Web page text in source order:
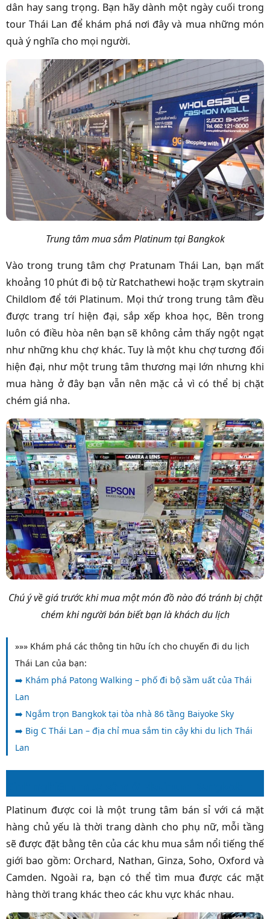
dân hay sang trọng. Bạn hãy dành một ngày cuối trong
tour Thái Lan để khám phá nơi đây và mua những món
quà ý nghĩa cho mọi người.
Trung tâm mua sắm Platinum tại Bangkok
Vào trong trung tâm chợ Pratunam Thái Lan, bạn mất
khoảng 10 phút đi bộ từ Ratchathewi hoặc trạm skytrain
Childlom để tới Platinum. Mọi thứ trong trung tâm đều
được trang trí hiện đại, sắp xếp khoa học, Bên trong
luôn có điều hòa nên bạn sẽ không cảm thấy ngột ngạt
như những khu chợ khác. Tuy là một khu chợ tương đối
hiện đại, như một trung tâm thương mại lớn nhưng khi
mua hàng ở đây bạn vẫn nên mặc cả vì có thể bị chặt
chém giá nha.
Chú ý về giá trước khi mua một món đồ nào đó tránh bị chặt
chém khi người bán biết bạn là khách du lịch
»»» Khám phá các thông tin hữu ích cho chuyến đi du lịch
Thái Lan của bạn:
➡️ Khám phá Patong Walking – phố đi bộ sầm uất của Thái
Lan
➡️ Ngắm trọn Bangkok tại tòa nhà 86 tầng Baiyoke Sky
➡️ Big C Thái Lan – địa chỉ mua sắm tin cậy khi du lịch Thái
Lan
Platinum được coi là một trung tâm bán sỉ với cá mặt
hàng chủ yếu là thời trang dành cho phụ nữ, mỗi tầng
sẽ được đặt bằng tên của các khu mua sắm nổi tiếng thế
giới bao gồm: Orchard, Nathan, Ginza, Soho, Oxford và
Camden. Ngoài ra, bạn có thể tìm mua được các mặt
hàng thời trang khác theo các khu vực khác nhau.